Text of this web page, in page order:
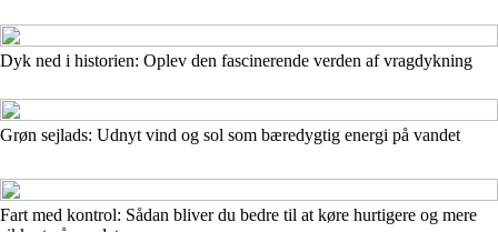
Dyk ned i historien: Oplev den fascinerende verden af vragdykning
Grøn sejlads: Udnyt vind og sol som bæredygtig energi på vandet
Fart med kontrol: Sådan bliver du bedre til at køre hurtigere og mere